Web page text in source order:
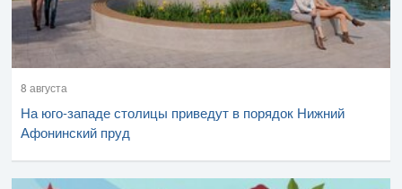
8 августа
На юго-западе столицы приведут в порядок Нижний
Афонинский пруд